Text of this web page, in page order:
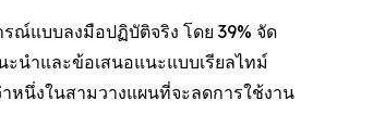
แบบลงมือปฏิบัติจริง โดย 39% จัด
ำและข้อเสนอแนะแบบเรียลไทม์
หนึ่งในสามวางแผนที่จะลดการใช้งาน